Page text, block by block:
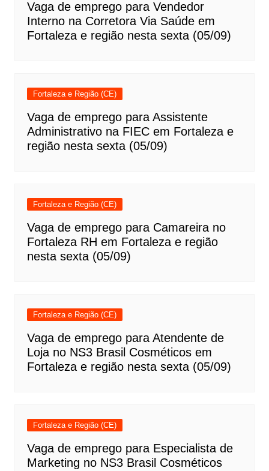
Vaga de emprego para Vendedor
Interno na Corretora Via Saúde em
Fortaleza e região nesta sexta (05/09)
Fortaleza e Região (CE)
Vaga de emprego para Assistente
Administrativo na FIEC em Fortaleza e
região nesta sexta (05/09)
Fortaleza e Região (CE)
Vaga de emprego para Camareira no
Fortaleza RH em Fortaleza e região
nesta sexta (05/09)
Fortaleza e Região (CE)
Vaga de emprego para Atendente de
Loja no NS3 Brasil Cosméticos em
Fortaleza e região nesta sexta (05/09)
Fortaleza e Região (CE)
Vaga de emprego para Especialista de
Marketing no NS3 Brasil Cosméticos